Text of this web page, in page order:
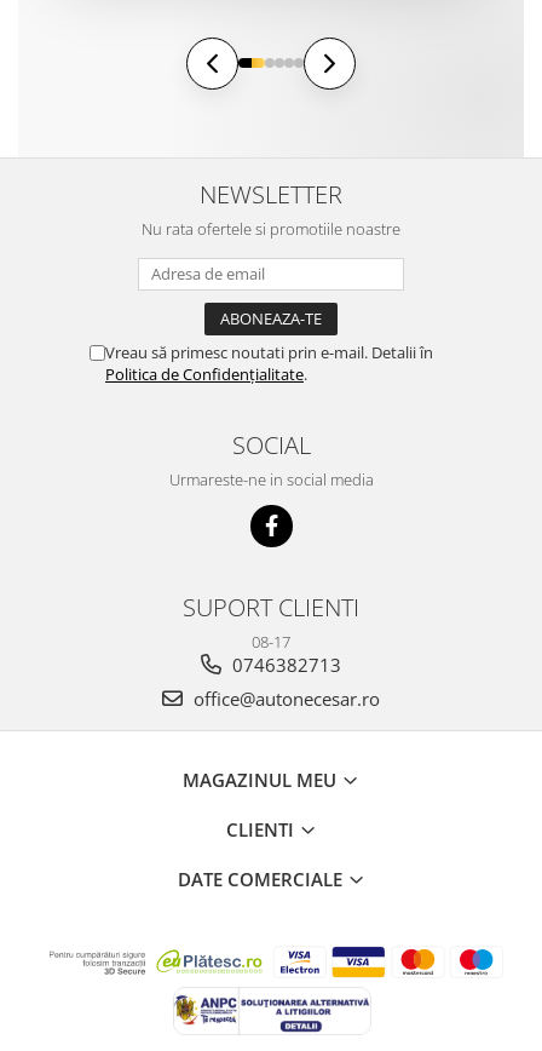
NEWSLETTER
Nu rata ofertele si promotiile noastre
Vreau să primesc noutati prin e-mail. Detalii în
Politica de Confidențialitate.
SOCIAL
Urmareste-ne in social media
SUPORT CLIENTI
08-17
0746382713
office@autonecesar.ro
MAGAZINUL MEU
CLIENTI
DATE COMERCIALE